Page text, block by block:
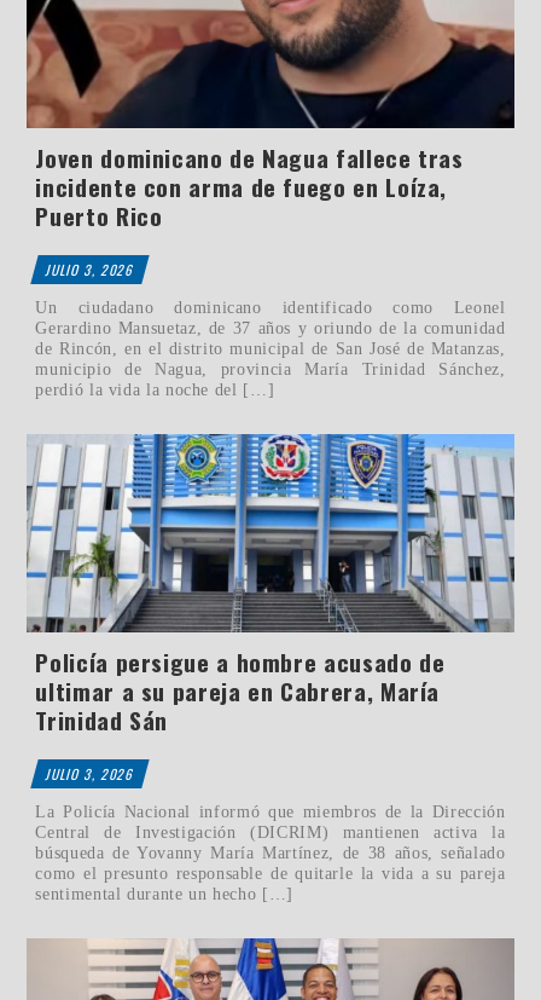
Joven dominicano de Nagua fallece tras
incidente con arma de fuego en Loíza,
Puerto Rico
JULIO 3, 2026
Un ciudadano dominicano identificado como Leonel
Gerardino Mansuetaz, de 37 años y oriundo de la comunidad
de Rincón, en el distrito municipal de San José de Matanzas,
municipio de Nagua, provincia María Trinidad Sánchez,
perdió la vida la noche del […]
Policía persigue a hombre acusado de
ultimar a su pareja en Cabrera, María
Trinidad Sán
JULIO 3, 2026
La Policía Nacional informó que miembros de la Dirección
Central de Investigación (DICRIM) mantienen activa la
búsqueda de Yovanny María Martínez, de 38 años, señalado
como el presunto responsable de quitarle la vida a su pareja
sentimental durante un hecho […]